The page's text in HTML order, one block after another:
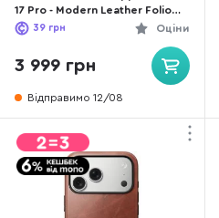
17 Pro - Modern Leather Folio
Horween Olde Dublin
(NM014094858)
Оціни
39 грн
3 999 грн
Відправимо 12/08